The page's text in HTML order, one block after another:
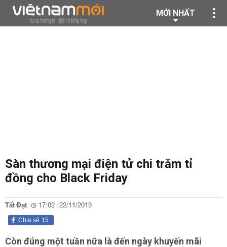
MỚI NHẤT
Sàn thương mại điện tử chi trăm tỉ
đồng cho Black Friday
Tất Đạt 17:02 | 22/11/2019
15
Chia sẻ
Còn đúng một tuần nữa là đến ngày khuyến mãi